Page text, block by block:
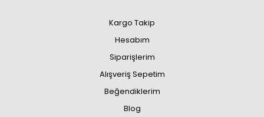
Kargo Takip
Hesabım
Siparişlerim
Alışveriş Sepetim
Beğendiklerim
Blog